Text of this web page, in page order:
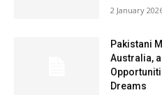
2 January
Pakistani
Australia,
Dreams